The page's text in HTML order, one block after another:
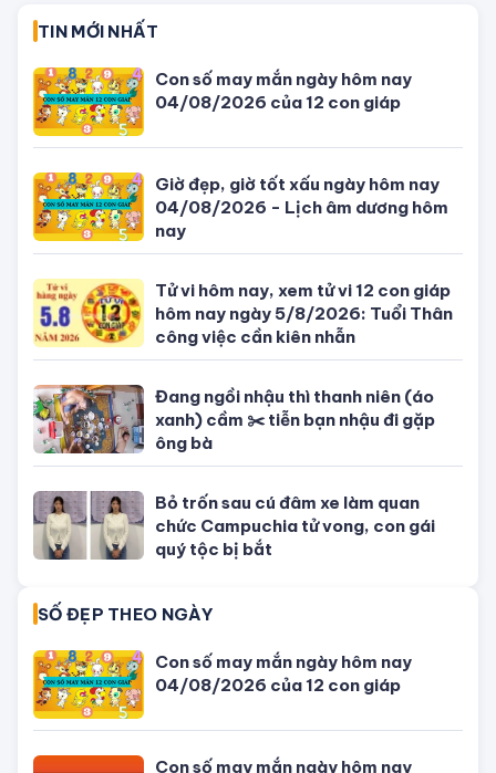
bởi tác động bên ngoài